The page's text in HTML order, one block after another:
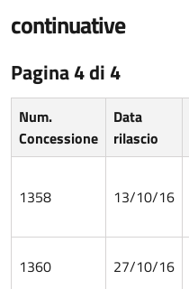
continuative
Pagina 4 di 4
Num.
Concessione
Data
rilascio
1358 13/10/16
1360 27/10/16